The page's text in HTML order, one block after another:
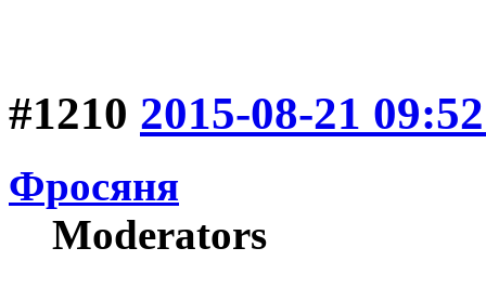
#1210 2015-08-21
Фросяня
Moderators